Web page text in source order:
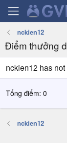
nckien12
Điểm thưởng
nckien12 has
Tổng điểm: 0
nckien12